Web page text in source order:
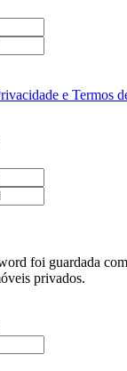
e Termos
foi guardada
privados.